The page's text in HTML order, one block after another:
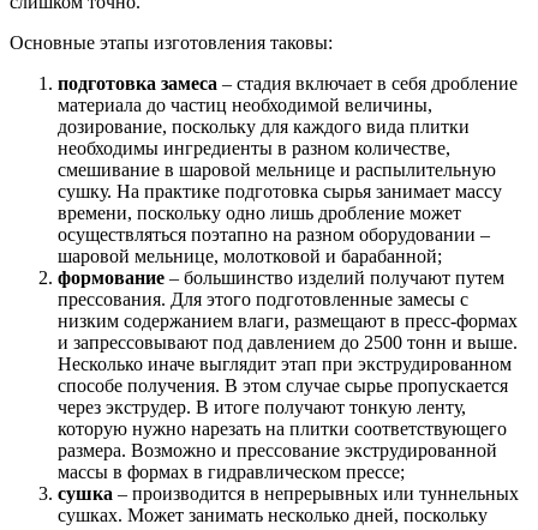
Основные этапы изготовления таковы:
подготовка замеса – стадия включает в себя дробление
материала до частиц необходимой величины,
дозирование, поскольку для каждого вида плитки
необходимы ингредиенты в разном количестве,
смешивание в шаровой мельнице и распылительную
сушку. На практике подготовка сырья занимает массу
времени, поскольку одно лишь дробление может
осуществляться поэтапно на разном оборудовании –
шаровой мельнице, молотковой и барабанной;
формование – большинство изделий получают путем
прессования. Для этого подготовленные замесы с
низким содержанием влаги, размещают в пресс-формах
и запрессовывают под давлением до 2500 тонн и выше.
Несколько иначе выглядит этап при экструдированном
способе получения. В этом случае сырье пропускается
через экструдер. В итоге получают тонкую ленту,
которую нужно нарезать на плитки соответствующего
размера. Возможно и прессование экструдированной
массы в формах в гидравлическом прессе;
сушка – производится в непрерывных или туннельных
сушках. Может занимать несколько дней, поскольку